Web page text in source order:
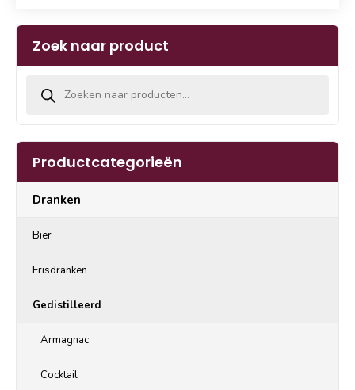
Zoek naar product
Productcategorieën
Dranken
Bier
Frisdranken
Gedistilleerd
Armagnac
Cocktail